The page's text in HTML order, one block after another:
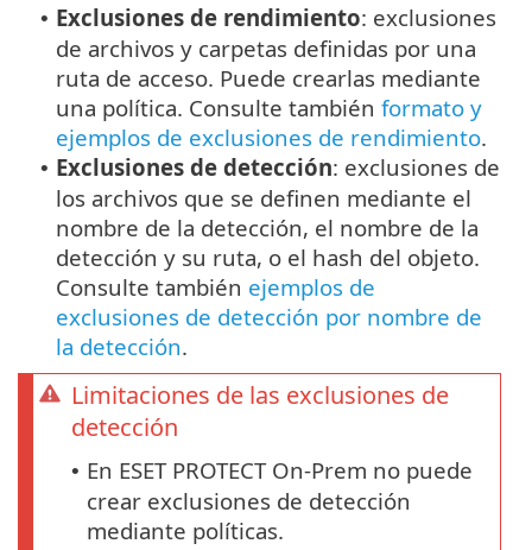
• Exclusiones de rendimiento: exclusiones
de archivos y carpetas definidas por una
ruta de acceso. Puede crearlas mediante
una política. Consulte también formato y
ejemplos de exclusiones de rendimiento.
• Exclusiones de detección: exclusiones de
los archivos que se definen mediante el
nombre de la detección, el nombre de la
detección y su ruta, o el hash del objeto.
Consulte también ejemplos de
exclusiones de detección por nombre de
la detección.
Limitaciones de las exclusiones de
detección
• En ESET PROTECT On-Prem no puede
crear exclusiones de detección
mediante políticas.